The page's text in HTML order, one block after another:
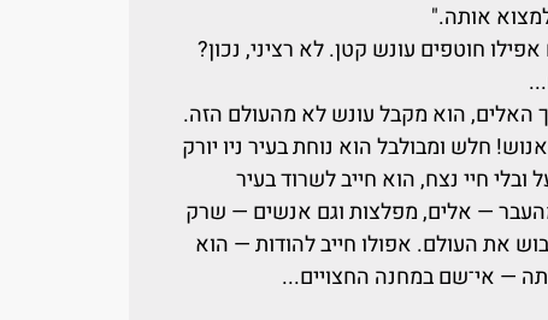
אותה."
חוטפים עונש קטן. לא רציני, נכון?
האלים, הוא מקבל עונש לא מהעולם הזה.
חלש ומבולבל הוא נוחת בעיר ניו יורק
ובלי חיי נצח, הוא חייב לשרוד בעיר
— אלים, מפלצות וגם אנשים — שרק
את העולם. אפולו חייב להודות — הוא
— אי־שם במחנה החצויים...